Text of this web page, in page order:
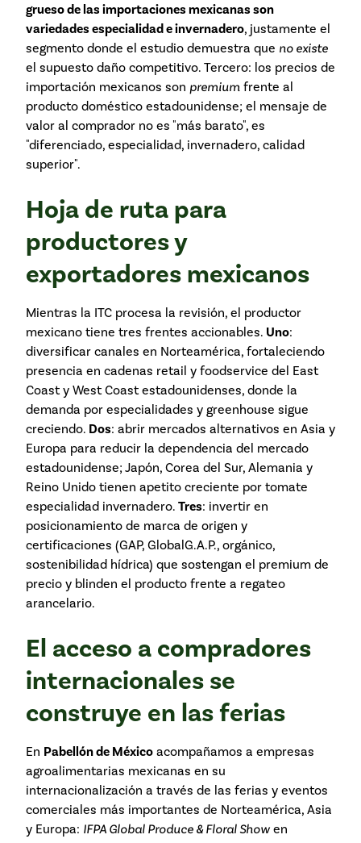
grueso de las importaciones mexicanas son
variedades especialidad e invernadero, justamente el
segmento donde el estudio demuestra que no existe
el supuesto daño competitivo. Tercero: los precios de
importación mexicanos son premium frente al
producto doméstico estadounidense; el mensaje de
valor al comprador no es "más barato", es
"diferenciado, especialidad, invernadero, calidad
superior".
Hoja de ruta para
productores y
exportadores mexicanos
Mientras la ITC procesa la revisión, el productor
mexicano tiene tres frentes accionables. Uno:
diversificar canales en Norteamérica, fortaleciendo
presencia en cadenas retail y foodservice del East
Coast y West Coast estadounidenses, donde la
demanda por especialidades y greenhouse sigue
creciendo. Dos: abrir mercados alternativos en Asia y
Europa para reducir la dependencia del mercado
estadounidense; Japón, Corea del Sur, Alemania y
Reino Unido tienen apetito creciente por tomate
especialidad invernadero. Tres: invertir en
posicionamiento de marca de origen y
certificaciones (GAP, GlobalG.A.P., orgánico,
sostenibilidad hídrica) que sostengan el premium de
precio y blinden el producto frente a regateo
arancelario.
El acceso a compradores
internacionales se
construye en las ferias
En Pabellón de México acompañamos a empresas
agroalimentarias mexicanas en su
internacionalización a través de las ferias y eventos
comerciales más importantes de Norteamérica, Asia
y Europa: IFPA Global Produce & Floral Show en